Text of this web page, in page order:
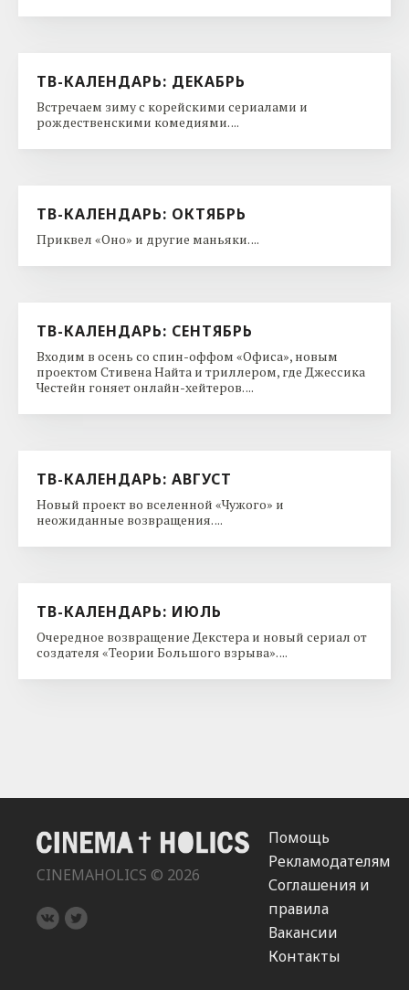
ТВ-КАЛЕНДАРЬ: ДЕКАБРЬ
Встречаем зиму с корейскими сериалами и
рождественскими комедиями. ...
ТВ-КАЛЕНДАРЬ: ОКТЯБРЬ
Приквел «Оно» и другие маньяки. ...
ТВ-КАЛЕНДАРЬ: СЕНТЯБРЬ
Входим в осень со спин-оффом «Офиса», новым
проектом Стивена Найта и триллером, где Джессика
Честейн гоняет онлайн-хейтеров. ...
ТВ-КАЛЕНДАРЬ: АВГУСТ
Новый проект во вселенной «Чужого» и
неожиданные возвращения. ...
ТВ-КАЛЕНДАРЬ: ИЮЛЬ
Очередное возвращение Декстера и новый сериал от
создателя «Теории Большого взрыва». ...
CINEMAHOLICS © 2026
Помощь
Рекламодателям
Соглашения и
правила
Вакансии
Контакты